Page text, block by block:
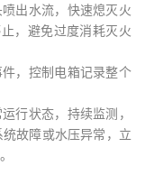
出水流，快速熄灭火
，避免过度消耗灭火
，控制电箱记录整个
行状态，持续监测，
故障或水压异常，立